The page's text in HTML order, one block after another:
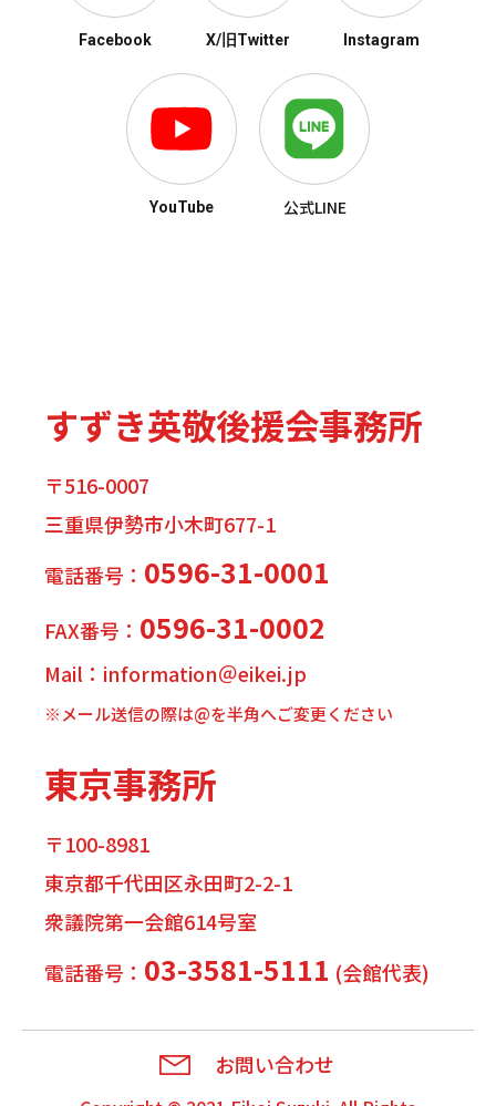
Facebook X/旧Twitter Instagram
YouTube 公式LINE
すずき英敬後援会事務所
〒516-0007
三重県伊勢市小木町677-1
電話番号： 0596-31-0001
FAX番号： 0596-31-0002
Mail：information＠eikei.jp
※メール送信の際は@を半角へご変更ください
東京事務所
〒100-8981
東京都千代田区永田町2-2-1
衆議院第一会館614号室
電話番号： 03-3581-5111 (会館代表)
お問い合わせ